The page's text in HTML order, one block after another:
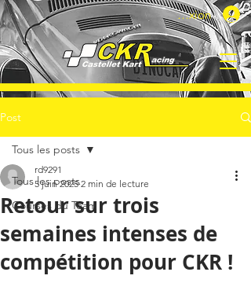
Connexion
Post
Tous les posts
Courses du Team
Tous les posts
Retour sur trois
semaines intenses de
compétition pour CKR !
rd9291
5 juin 2025 2 min de lecture